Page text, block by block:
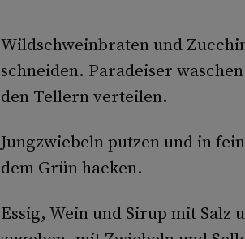
Wildschweinbraten und
schneiden. Paradeiser
den Tellern verteilen.
Jungzwiebeln putzen und in
dem Grün hacken.
Essig, Wein und Sirup mit